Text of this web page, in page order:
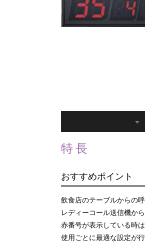
特長
おすすめポイント
飲食店のテーブルからの
レディーコール送信機か
赤番号が表示している時
使用ごとに最適な設定が行